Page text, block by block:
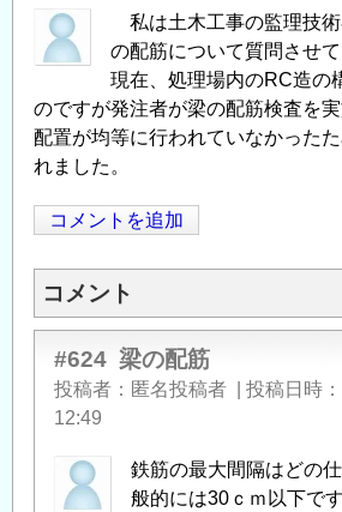
私は土木工事の監理技
の配筋について質問させて
現在、処理場内のRC造の
のですが発注者が梁の配筋検査を
配置が均等に行われていなかった
れました。
コメントを追加
コメント
#624 梁の配筋
投稿者 匿名投稿者 投稿日時
12:49
鉄筋の最大間隔はどの
般的には30ｃｍ以下です